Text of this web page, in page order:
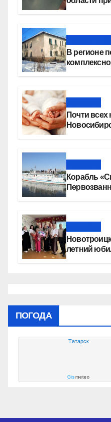
В регионе
Почти
Корабль
летний
ПОГОДА
Татарск
Gismeteo